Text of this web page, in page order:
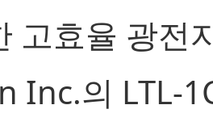
고효율 광전
Inc.의 LTL-